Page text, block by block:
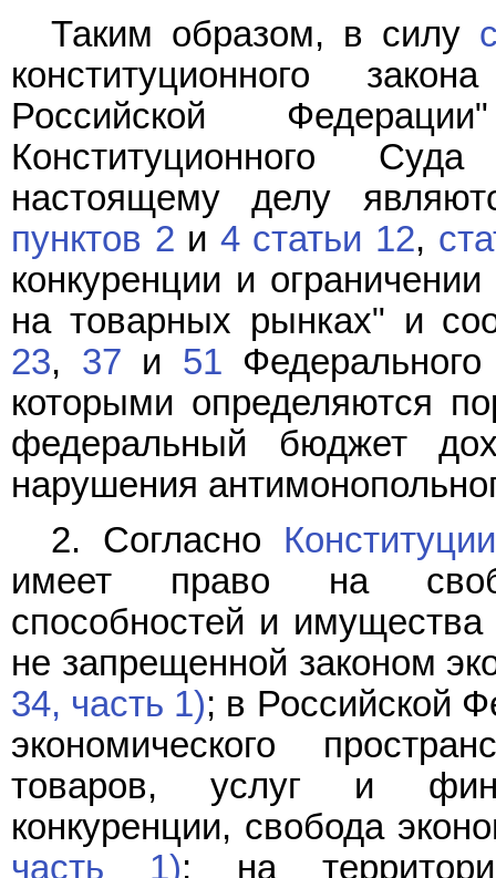
Таким образом, в силу
конституционного
Российской
Конституционного
настоящему делу
пунктов 2 и 4 статьи 12,
конкуренции и
на товарных рынках" и
23, 37 и 51
которыми определяются
федеральный бюджет
нарушения
2. Согласно Конституции
имеет право на
способностей и
не запрещенной законом
34, часть 1); в Российской
экономического
товаров, услуг и
конкуренции, свобода
часть 1); на